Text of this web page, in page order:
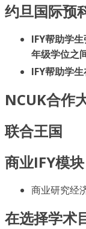
约旦国际预
IFY帮助学
年级学位之
IFY帮助学生
NCUK合作
联合王国
商业IFY模块
商业研究经
在选择学术